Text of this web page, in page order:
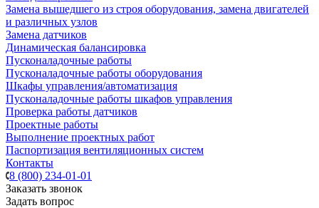
Замена вышедшего из строя оборудования, замена двигателей
и различных узлов
Замена датчиков
Динамическая балансировка
Пусконаладочные работы
Пусконаладочные работы оборудования
Шкафы управления/автоматизация
Пусконаладочные работы шкафов управления
Проверка работы датчиков
Проектные работы
Выполнение проектных работ
Паспортизация вентиляционных систем
Контакты
8 (800) 234-01-01
Заказать звонок
Задать вопрос